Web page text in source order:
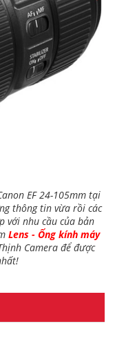
EF 24-105mm tại
thông tin vừa rồi các
với nhu cầu của bản
Lens - Ống kính máy
Camera để được